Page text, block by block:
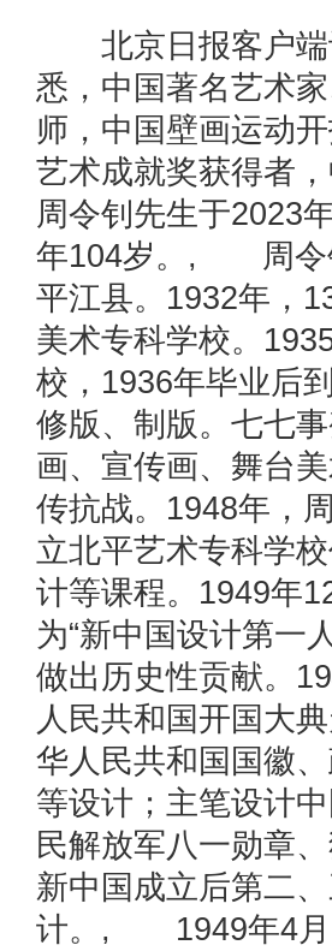
北京日报客户端
悉，中国著名艺术
师，中国壁画运动
艺术成就奖获得者
周令钊先生于2023
年104岁。, 周令
平江县。1932年，
美术专科学校。
校，1936年毕业后
修版、制版。七七
画、宣传画、舞台
传抗战。1948年，
立北平艺术专科学
计等课程。1949
为“新中国设计第一
做出历史性贡献。
人民共和国开国大
华人民共和国国徽
等设计；主笔设计
民解放军八一勋章
新中国成立后第二
计。, 1949年4月